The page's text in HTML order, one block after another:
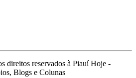
direitos reservados à Piauí Hoje -
Blogs e Colunas